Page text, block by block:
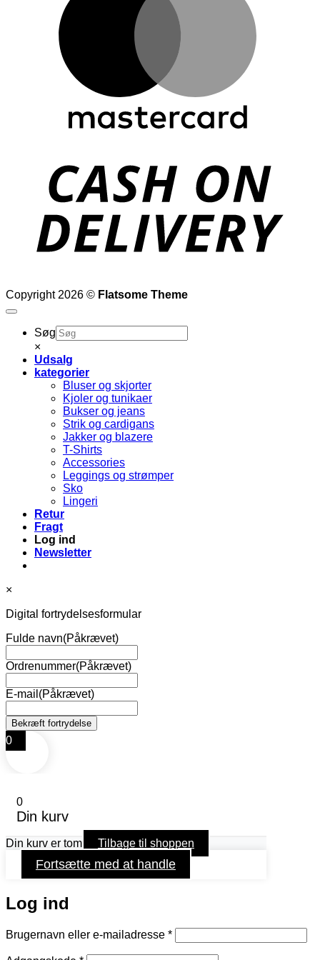
Copyright 2026 © Flatsome Theme
Søg
×
Udsalg
kategorier
Bluser og skjorter
Kjoler og tunikaer
Bukser og jeans
Strik og cardigans
Jakker og blazere
T-Shirts
Accessories
Leggings og strømper
Sko
Lingeri
Retur
Fragt
Log ind
Newsletter
×
Digital fortrydelsesformular
Fulde navn(Påkrævet)
Ordrenummer(Påkrævet)
E-mail (Påkrævet)
0
0
Din kurv
Din kurv er tom Tilbage til shoppen
Fortsætte med at handle
Log ind
Brugernavn eller e-mailadresse *Påkrævet